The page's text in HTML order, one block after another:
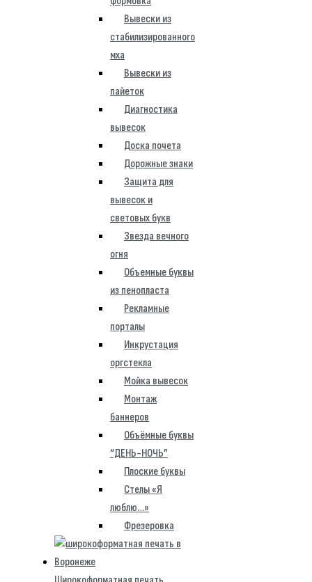
Вывески из
стабилизированного
мха
Вывески из
пайеток
Диагностика
вывесок
Доска почета
Дорожные знаки
Защита для
вывесок и
световых букв
Звезда вечного
огня
Объемные буквы
из пенопласта
Рекламные
порталы
Инкрустация
оргстекла
Мойка вывесок
Монтаж
баннеров
Объёмные буквы
“ДЕНЬ-НОЧЬ”
Плоские буквы
Стелы «Я
люблю…»
Фрезеровка